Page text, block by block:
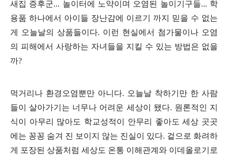
새집 증후군... 놀이터에 노약이며 오염된 놀이기구들... 학
용품 하나에서 아이들 장난감에 이르기 까지 믿을 수 없는
게 오늘날의 상품들이다. 이런 현실에서 첨가물이나 오염
의 피해에서 사랑하는 자녀들을 지킬 수 있는 방법은 없을
까?
먹거리나 환경오염뿐만 아니다. 오늘날 착하기만 한 사람
들이 살아가기는 너무나 어려운 세상이 됐다. 원론적인 지
식이 아무리 많아도 학교성적이 안무리 좋아도 세상 곳곳
에는 꽁꽁 숨겨 진 보이지 않는 진실이 있다. 겉으로 화려하
게 포장된 상품처럼 세상도 온통 이해관계와 이데올로기로